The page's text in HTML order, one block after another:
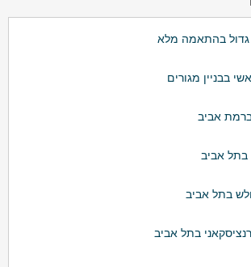
גדול בהתאמה מלא
בבניין מגורים
אביב
בתל אביב
בתל אביב
בתל אביב